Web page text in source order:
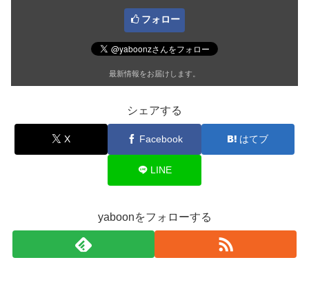
フォロー
最新情報をお届けします。
シェアする
X Facebook はてブ
LINE
yaboonをフォローする